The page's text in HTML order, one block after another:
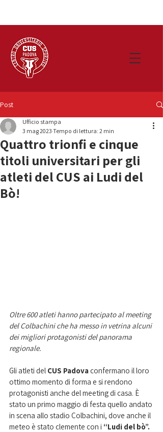
Post
Quattro trionfi e cinque
titoli universitari per gli
atleti del CUS ai Ludi del
Bò!
Ufficio stampa
3 mag 2023 Tempo di lettura: 2 min
Oltre 600 atleti hanno partecipato al meeting
del Colbachini che ha messo in vetrina alcuni
dei migliori protagonisti del panorama
regionale.
Gli atleti del CUS Padova confermano il loro
ottimo momento di forma e si rendono
protagonisti anche del meeting di casa. È
stato un primo maggio di festa quello andato
in scena allo stadio Colbachini, dove anche il
meteo è stato clemente con i “Ludi del bò”.